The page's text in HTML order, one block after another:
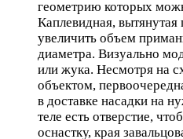
геометрию которых
Каплевидная, вытянутая
увеличить объем
диаметра. Визуально
или жука. Несмотря на
объектом,
в доставке насадки на
теле есть отверстие,
оснастку, края